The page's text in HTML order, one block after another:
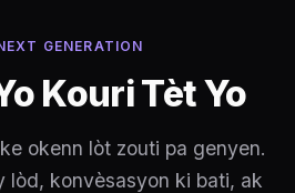
GENERATION
Kouri Tèt Yo
okenn lòt zouti pa genyen.
lòd, konvèsasyon ki bati, ak